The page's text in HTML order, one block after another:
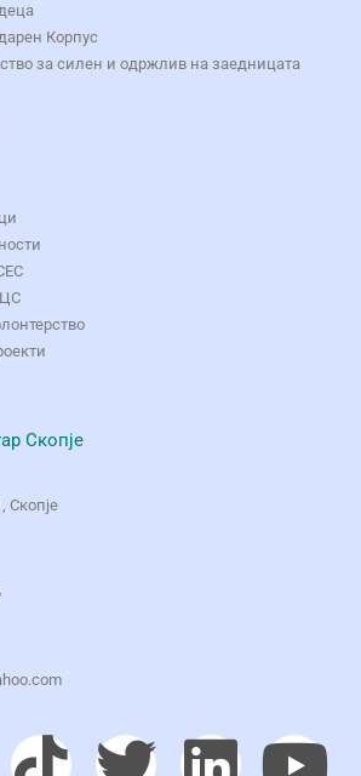
Корпус
за силен и одржлив на заедницата
Скопје
Скопје